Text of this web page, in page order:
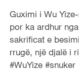
i
d
e
Guximi i Wu
por ka ardhur
sakrificat e
rrugë, një djalë i
#WuYize #snuker